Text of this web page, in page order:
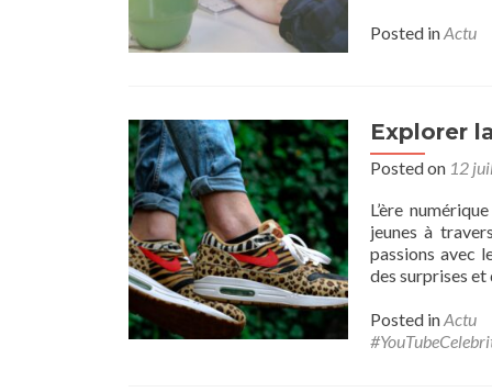
Posted inActu
Explorer
Posted on 12
L’ère
jeunes à
passions avec
des surprises
Posted inActu